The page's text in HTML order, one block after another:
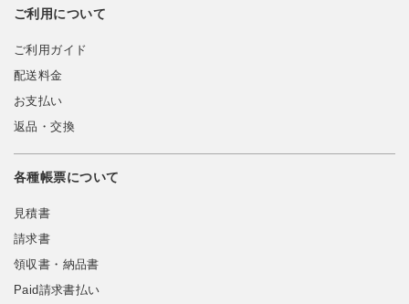
ご利用について
ご利用ガイド
配送料金
お支払い
返品・交換
各種帳票について
見積書
請求書
領収書・納品書
Paid請求書払い